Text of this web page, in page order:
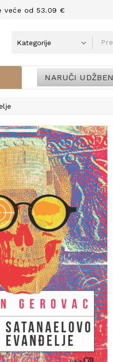
veće od 53.09 €
NARUČI